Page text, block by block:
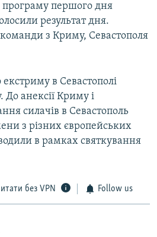
програму першого дня
результат дня.
з Криму, Севастополя
в Севастополі
До анексії Криму і
силачів в Севастополь
з різних європейських
в рамках святкування
без VPN Follow us